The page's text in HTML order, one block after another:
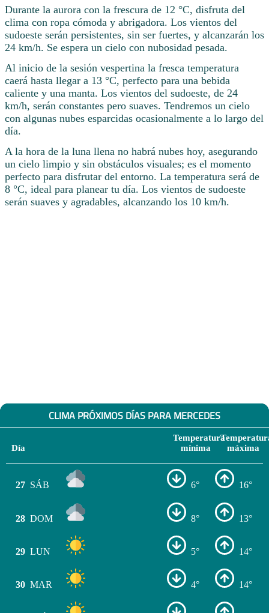
Durante la aurora con la frescura de 12 °C, disfruta del
clima con ropa cómoda y abrigadora. Los vientos del
sudoeste serán persistentes, sin ser fuertes, y alcanzarán los
24 km/h. Se espera un cielo con nubosidad pesada.
Al inicio de la sesión vespertina la fresca temperatura
caerá hasta llegar a 13 °C, perfecto para una bebida
caliente y una manta. Los vientos del sudoeste, de 24
km/h, serán constantes pero suaves. Tendremos un cielo
con algunas nubes esparcidas ocasionalmente a lo largo del
día.
A la hora de la luna llena no habrá nubes hoy, asegurando
un cielo limpio y sin obstáculos visuales; es el momento
perfecto para disfrutar del entorno. La temperatura será de
8 °C, ideal para planear tu día. Los vientos de sudoeste
serán suaves y agradables, alcanzando los 10 km/h.
CLIMA PRÓXIMOS DÍAS PARA MERCEDES
Día
Temperatura
mínima
máxima
27 SÁB 6° 16°
28 DOM 8° 13°
29 LUN 5° 14°
30 MAR 4° 14°